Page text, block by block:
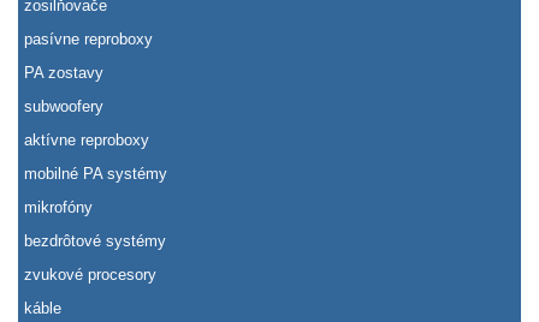
zosilňovače
pasívne reproboxy
PA zostavy
subwoofery
aktívne reproboxy
mobilné PA systémy
mikrofóny
bezdrôtové systémy
zvukové procesory
káble